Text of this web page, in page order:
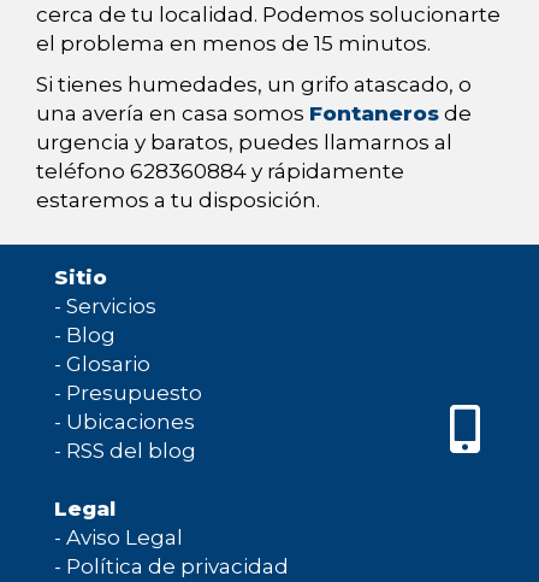
cerca de tu localidad. Podemos solucionarte
el problema en menos de 15 minutos.
Si tienes humedades, un grifo atascado, o
una avería en casa somos Fontaneros de
urgencia y baratos, puedes llamarnos al
teléfono 628360884 y rápidamente
estaremos a tu disposición.
Sitio
- Servicios
- Blog
- Glosario
- Presupuesto
- Ubicaciones
- RSS del blog
Legal
- Aviso Legal
- Política de privacidad